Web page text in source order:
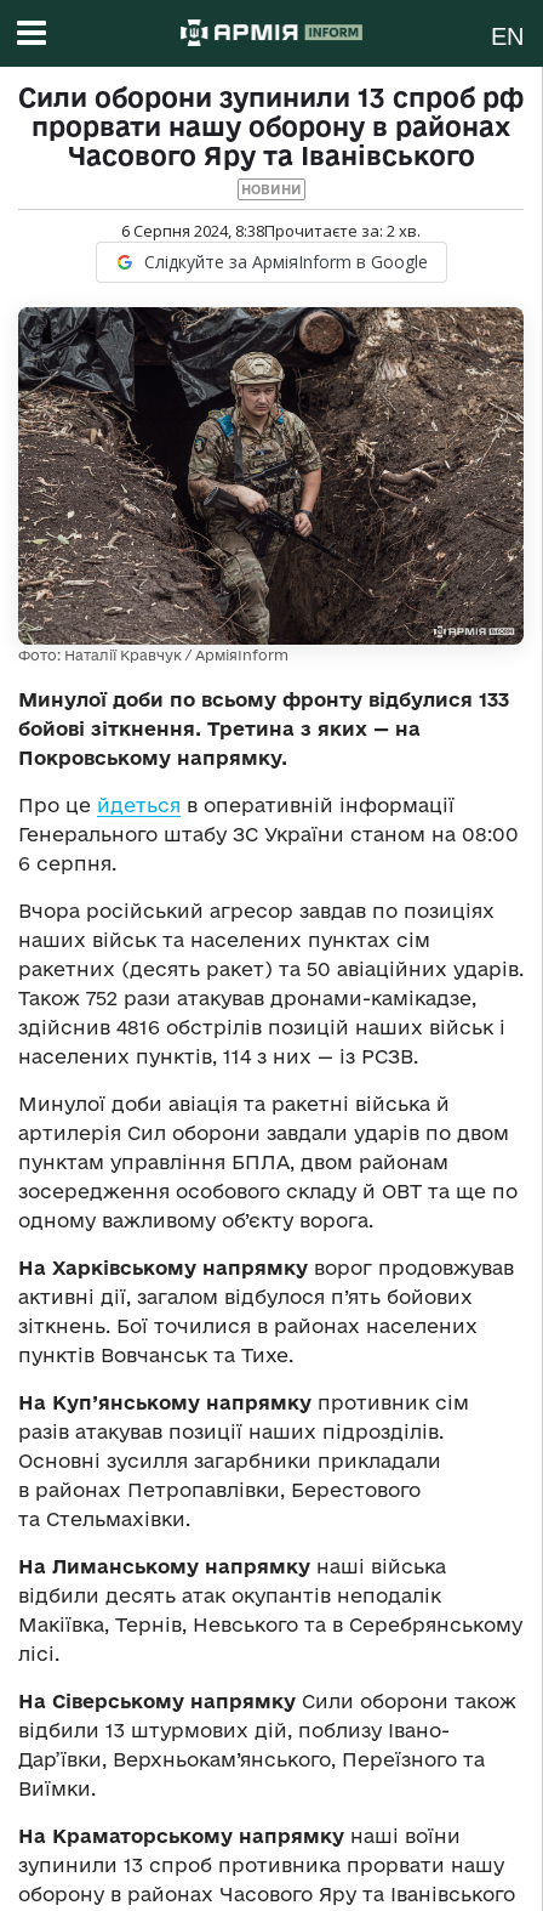
EN
Сили оборони зупинили 13 спроб рф
прорвати нашу оборону в районах
Часового Яру та Іванівського
НОВИНИ
6 Серпня 2024, 8:38Прочитаєте за: 2хв.
Слідкуйте за АрміяInform в Google
Фото: Наталії Кравчук / АрміяInform
Минулої доби по всьому фронту відбулися 133
бойові зіткнення. Третина з яких — на
Покровському напрямку.
Про це йдеться в оперативній інформації
Генерального штабу ЗС України станом на 08:00
6 серпня.
Вчора російський агресор завдав по позиціях
наших військ та населених пунктах сім
ракетних (десять ракет) та 50 авіаційних ударів.
Також 752 рази атакував дронами-камікадзе,
здійснив 4816 обстрілів позицій наших військ і
населених пунктів, 114 з них — із РСЗВ.
Минулої доби авіація та ракетні війська й
артилерія Сил оборони завдали ударів по двом
пунктам управління БПЛА, двом районам
зосередження особового складу й ОВТ та ще по
одному важливому об’єкту ворога.
На Харківському напрямку ворог продовжував
активні дії, загалом відбулося п’ять бойових
зіткнень. Бої точилися в районах населених
пунктів Вовчанськ та Тихе.
На Куп’янському напрямку противник сім
разів атакував позиції наших підрозділів.
Основні зусилля загарбники прикладали
в районах Петропавлівки, Берестового
та Стельмахівки.
На Лиманському напрямку наші війська
відбили десять атак окупантів неподалік
Макіївка, Тернів, Невського та в Серебрянському
лісі.
На Сіверському напрямку Сили оборони також
відбили 13 штурмових дій, поблизу Івано-
Дар’ївки, Верхньокам’янського, Переїзного та
Виїмки.
На Краматорському напрямку наші воїни
зупинили 13 спроб противника прорвати нашу
оборону в районах Часового Яру та Іванівського